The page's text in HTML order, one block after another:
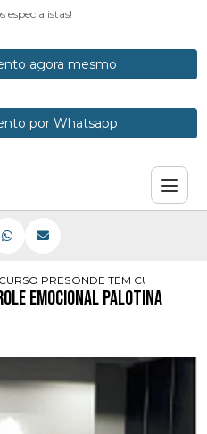
especialistas!
agora mesmo
por Whatsapp
EMOCIONAL
CURSO PRESENCIAL DE CONTROLE
ONDE TEM CURSO
Emocional Palotina